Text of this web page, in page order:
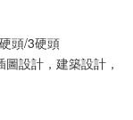
頭/3硬頭
設計，建築設計，